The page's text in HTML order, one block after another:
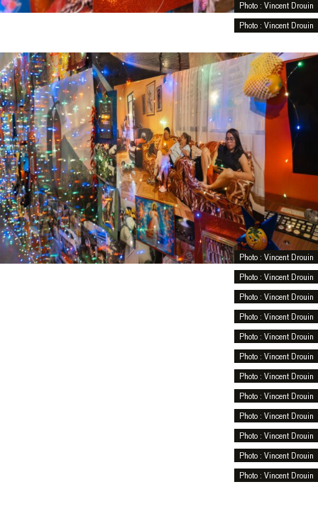
Photo : Vincent Drouin
Photo : Vincent Drouin
Photo : Vincent Drouin
Photo : Vincent Drouin
Photo : Vincent Drouin
Photo : Vincent Drouin
Photo : Vincent Drouin
Photo : Vincent Drouin
Photo : Vincent Drouin
Photo : Vincent Drouin
Photo : Vincent Drouin
Photo : Vincent Drouin
Photo : Vincent Drouin
Photo : Vincent Drouin